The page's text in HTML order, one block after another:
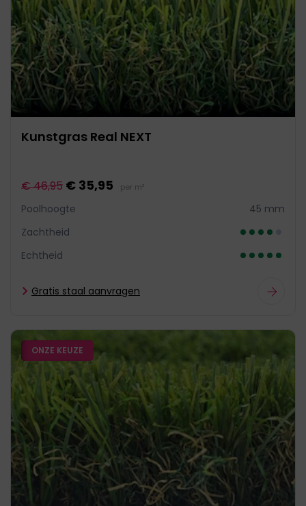
Kunstgras Real NEXT
€ 46,95 € 35,95 per m²
Poolhoogte
45 mm
Zachtheid
Echtheid
Gratis staal aanvragen
ONZE KEUZE